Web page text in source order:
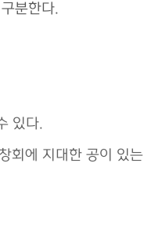
분한다.
있다.
회에 지대한 공이 있